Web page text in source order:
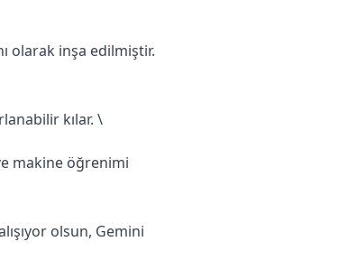
olarak inşa edilmiştir.
kılar. \
makine öğrenimi
olsun, Gemini